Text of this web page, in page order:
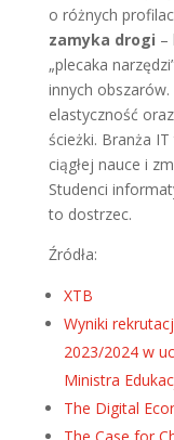
o różnych
zamyka drogi –
„plecaka
innych
elastyczność
ścieżki. Branża
ciągłej nauce i
Studenci
to dostrzec.
Źródła:
XTB
Wyniki
2023/2024 w
Ministra
The Digital